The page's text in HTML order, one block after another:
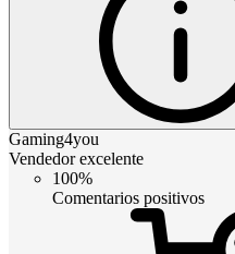
Gaming4you
Vendedor excelente
100%
Comentarios positivos